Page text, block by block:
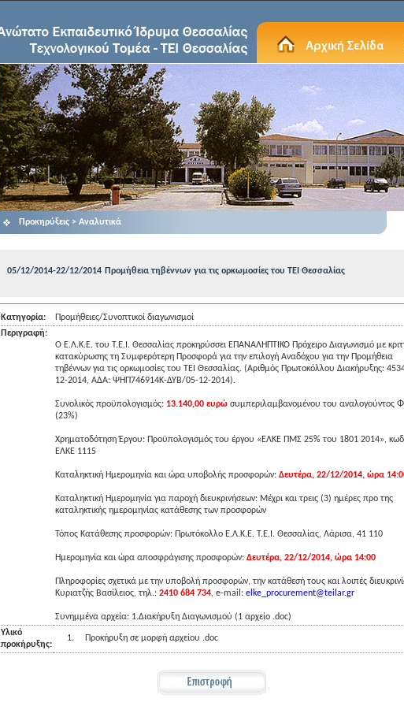
Προκηρύξεις > Αναλυτικά
05/12/2014-22/12/2014 Προμήθεια τηβέννων για τις ορκωμοσίες του ΤΕΙ Θεσσαλίας
Κατηγορία:
Προμήθειες/Συνοπτικοί διαγωνισμοί
Περιγραφή:
Ο Ε.Λ.Κ.Ε. του Τ.Ε.Ι. Θεσσαλίας προκηρύσσει ΕΠΑΝΑΛΗΠΤΙΚΟ Πρόχειρο Διαγωνισμό με
κατακύρωσης τη Συμφερότερη Προσφορά για την επιλογή Αναδόχου για την Προμήθεια
τηβέννων για τις ορκωμοσίες του ΤΕΙ Θεσσαλίας. (Αριθμός Πρωτοκόλλου Διακήρυξης:
12-2014, ΑΔΑ: ΨΗΠ746914Κ-ΔΥΒ/05-12-2014).
Συνολικός προϋπολογισμός: 13.140,00 ευρώ συμπεριλαμβανομένου του αναλογούντος
(23%)
Χρηματοδότηση Έργου: Προϋπολογισμός του έργου «ΕΛΚΕ ΠΜΣ 25% του 1801 2014»,
ΕΛΚΕ 1115
Καταληκτική Ημερομηνία και ώρα υποβολής προσφορών: Δευτέρα, 22/12/2014, ώρα
Καταληκτική Ημερομηνία για παροχή διευκρινήσεων: Μέχρι και τρεις (3) ημέρες προ της
καταληκτικής ημερομηνίας κατάθεσης των προσφορών
Τόπος Κατάθεσης προσφορών: Πρωτόκολλο Ε.Λ.Κ.Ε. Τ.Ε.Ι. Θεσσαλίας, Λάρισα, 41 110
Ημερομηνία και ώρα αποσφράγισης προσφορών: Δευτέρα, 22/12/2014, ώρα 14:00
Πληροφορίες σχετικά με την υποβολή προσφορών, την κατάθεσή τους και λοιπές
Κυριατζής Βασίλειος, τηλ.: 2410 684 734, e-mail: elke_procurement@teilar.gr
Συνημμένα αρχεία: 1.Διακήρυξη Διαγωνισμού (1 αρχείο .doc)
Υλικό
προκήρυξης:
1. Προκήρυξη σε μορφή αρχείου .doc